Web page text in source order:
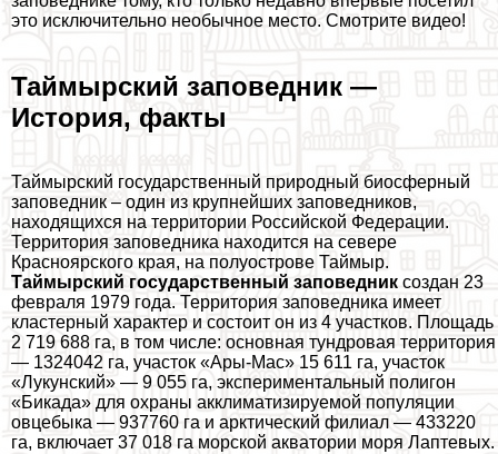
это исключительно необычное место. Смотрите видео!
Таймырский заповедник —
История, факты
Таймырский государственный природный биосферный
заповедник – один из крупнейших заповедников,
находящихся на территории Российской Федерации.
Территория заповедника находится на севере
Красноярского края, на полуострове Таймыр.
Таймырский государственный заповедник создан 23
февраля 1979 года. Территория заповедника имеет
кластерный хаpaктер и состоит он из 4 участков. Площадь
2 719 688 га, в том числе: основная тундровая территория
— 1324042 га, участок «Ары-Мас» 15 611 га, участок
«Лукунский» — 9 055 га, экспериментальный полигон
«Бикада» для охраны акклиматизируемой популяции
овцебыка — 937760 га и арктический филиал — 433220
га, включает 37 018 га морской акватории моря Лаптевых.